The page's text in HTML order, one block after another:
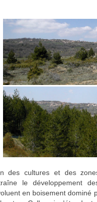
des cultures et des
le développement
en boisement dominé